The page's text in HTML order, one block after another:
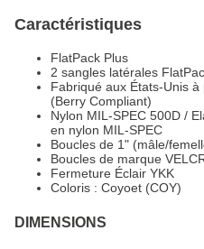
Caractéristiques
FlatPack Plus
2 sangles latérales
Fabriqué aux États-Unis
(Berry Compliant)
Nylon MIL-SPEC 500D /
en nylon MIL-SPEC
Boucles de 1" (mâle/
Boucles de marque
Fermeture Éclair YKK
Coloris : Coyoet (COY)
DIMENSIONS